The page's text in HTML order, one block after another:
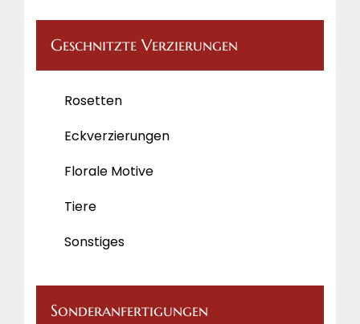
Geschnitzte Verzierungen
Rosetten
Eckverzierungen
Florale Motive
Tiere
Sonstiges
Sonderanfertigungen